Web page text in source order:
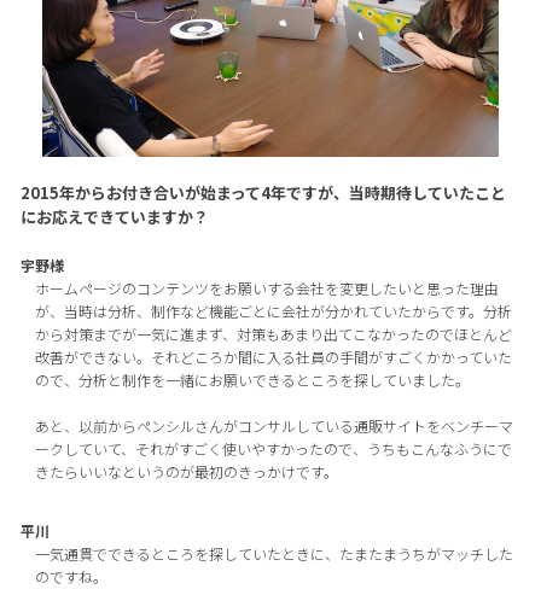
2015年からお付き合いが始まって4年ですが、当時期待していたこと
にお応えできていますか？
宇野様
ホームページのコンテンツをお願いする会社を変更したいと思った理由
が、当時は分析、制作など機能ごとに会社が分かれていたからです。分析
から対策までが一気に進まず、対策もあまり出てこなかったのでほとんど
改善ができない。それどころか間に入る社員の手間がすごくかかっていた
ので、分析と制作を一緒にお願いできるところを探していました。
あと、以前からペンシルさんがコンサルしている通販サイトをベンチーマ
ークしていて、それがすごく使いやすかったので、うちもこんなふうにで
きたらいいなというのが最初のきっかけです。
平川
一気通貫でできるところを探していたときに、たまたまうちがマッチした
のですね。